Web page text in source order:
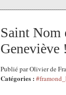
Saint Nom
Geneviève !
Publié par Olivier de
Catégories :